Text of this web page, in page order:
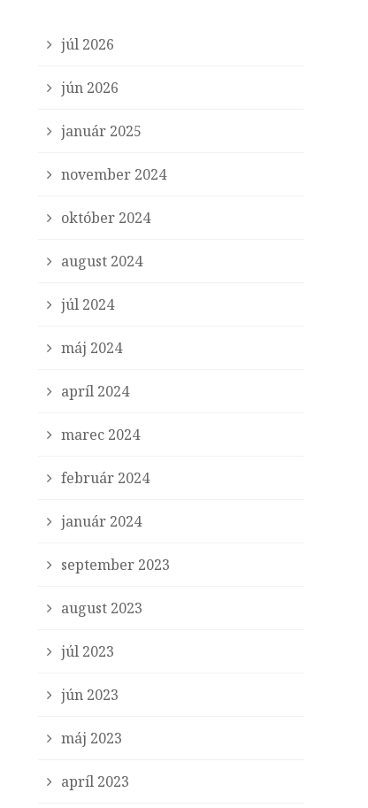
júl 2026
jún 2026
január 2025
november 2024
október 2024
august 2024
júl 2024
máj 2024
apríl 2024
marec 2024
február 2024
január 2024
september 2023
august 2023
júl 2023
jún 2023
máj 2023
apríl 2023